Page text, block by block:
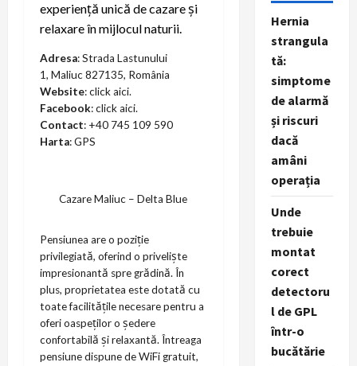
experiență unică de cazare și
relaxare în mijlocul naturii.
Adresa: Strada Lastunului
1, Maliuc 827135, România
Website: clickaici.
Facebook: clickaici.
Contact: +40 745 109 590
Harta:GPS
Cazare Maliuc – Delta Blue
Pensiunea are o poziție
privilegiată, oferind o priveliște
impresionantă spre grădină. În
plus, proprietatea este dotată cu
toate facilitățile necesare pentru a
oferi oaspeților o ședere
confortabilă și relaxantă. Întreaga
pensiune dispune de WiFi gratuit,
Hernia
strangula
tă:
simptome
de alarmă
și riscuri
dacă
amâni
operația
Unde
trebuie
montat
corect
detectoru
l de GPL
într-o
bucătărie